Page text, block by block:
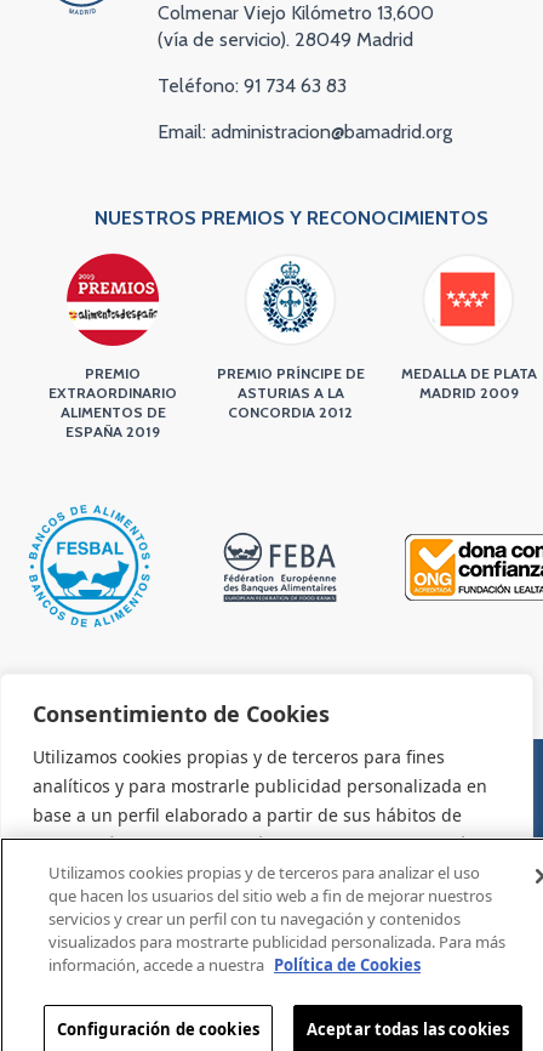
Consentimiento de Cookies
Utilizamos cookies propias y de terceros para fines
analíticos y para mostrarle publicidad personalizada en
base a un perfil elaborado a partir de sus hábitos de
navegación (por ejemplo, páginas visitadas). Para más
información consulte la política de cookies. Puede
aceptar todas las cookies pulsando el botón "Aceptar" o
configurarlas o rechazar su uso pulsando el botón
"Configurar".
Configuración Aceptar
Colmenar Viejo Kilómetro 13,600
(vía de servicio). 28049 Madrid
Teléfono: 91 734 63 83
Email: administracion@bamadrid.org
NUESTROS PREMIOS Y RECONOCIMIENTOS
PREMIO
EXTRAORDINARIO
ALIMENTOS DE
ESPAÑA 2019
PREMIO PRÍNCIPE DE
ASTURIAS A LA
CONCORDIA 2012
MEDALLA DE PLATA
MADRID 2009
AVISO LEGAL Y CONDICIONES DE USO
Utilizamos cookies propias y de terceros para analizar el uso
que hacen los usuarios del sitio web a fin de mejorar nuestros
servicios y crear un perfil con tu navegación y contenidos
visualizados para mostrarte publicidad personalizada. Para más
información, accede a nuestra Política de Cookies
Configuración de cookies Aceptar todas las cookies